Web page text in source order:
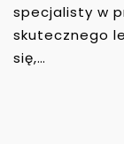
specjalisty w
skutecznego
się,…